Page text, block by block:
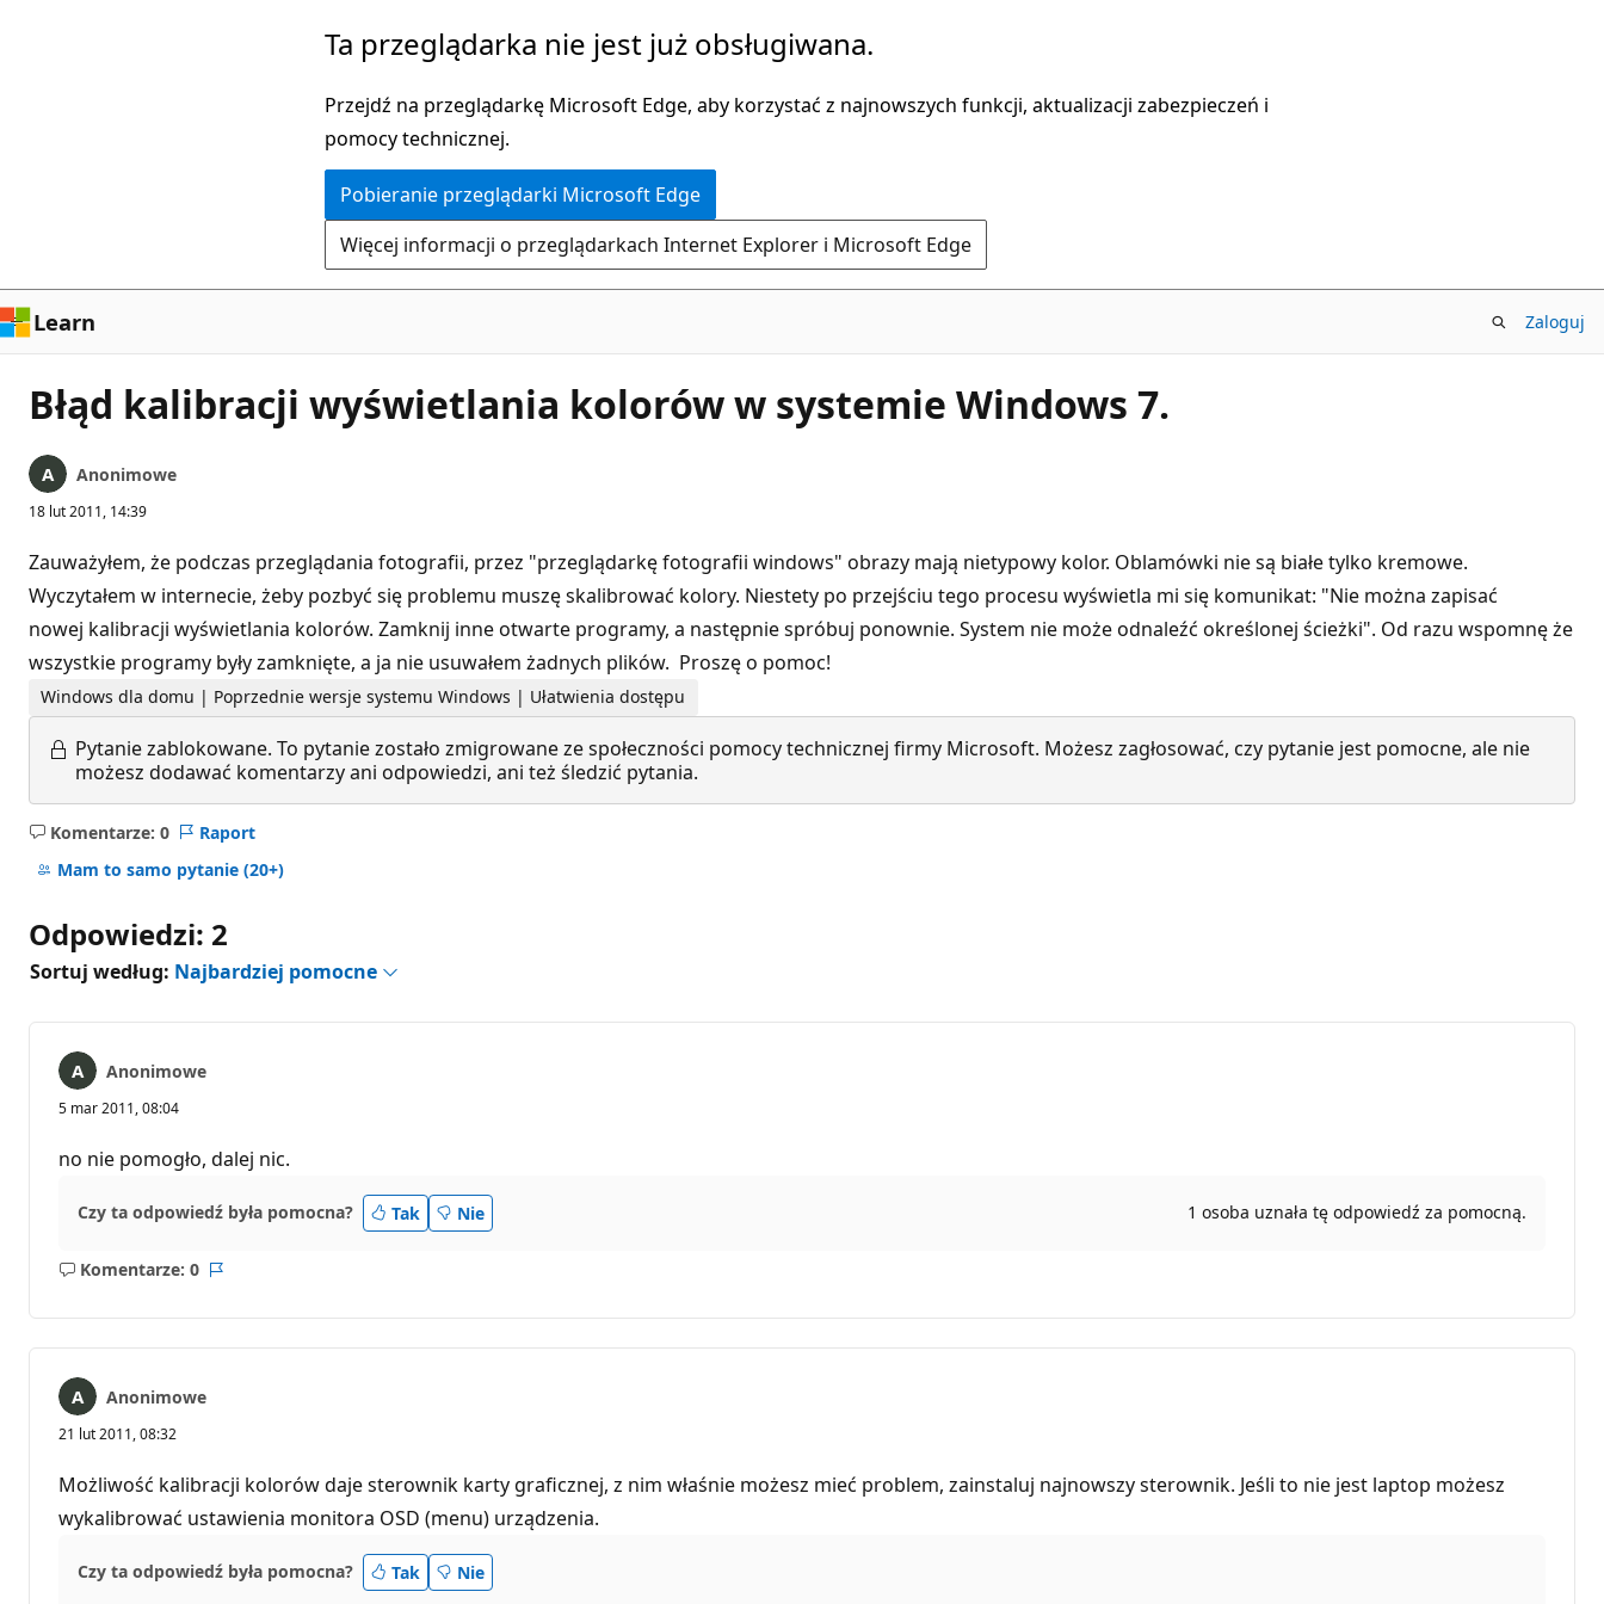
Ta przeglądarka nie jest już obsługiwana.
Przejdź na przeglądarkę Microsoft Edge, aby korzystać z najnowszych funkcji, aktualizacji zabezpieczeń i
pomocy technicznej.
Pobieranie przeglądarki Microsoft Edge
Więcej informacji o przeglądarkach Internet Explorer i Microsoft Edge
Learn Zaloguj
Błąd kalibracji wyświetlania kolorów w systemie Windows 7.
Anonimowe
18 lut 2011, 14:39
Zauważyłem, że podczas przeglądania fotografii, przez "przeglądarkę fotografii windows" obrazy mają nietypowy kolor. Oblamówki nie są białe tylko kremowe.
Wyczytałem w internecie, żeby pozbyć się problemu muszę skalibrować kolory. Niestety po przejściu tego procesu wyświetla mi się komunikat: "Nie można zapisać
nowej kalibracji wyświetlania kolorów. Zamknij inne otwarte programy, a następnie spróbuj ponownie. System nie może odnaleźć określonej ścieżki". Od razu wspomnę że
wszystkie programy były zamknięte, a ja nie usuwałem żadnych plików. Proszę o pomoc!
Windows dla domu | Poprzednie wersje systemu Windows | Ułatwienia dostępu
Pytanie zablokowane. To pytanie zostało zmigrowane ze społeczności pomocy technicznej firmy Microsoft. Możesz zagłosować, czy pytanie jest pomocne, ale nie
możesz dodawać komentarzy ani odpowiedzi, ani też śledzić pytania.
Komentarze: 0
Brak
komentarzy
Raport
Mam to samo pytanie (20+)
Odpowiedzi: 2
Sortuj według: Najbardziej pomocne
Anonimowe
5 mar 2011, 08:04
no nie pomogło, dalej nic.
Czy ta odpowiedź była pomocna? Tak Nie 1 osoba uznała tę odpowiedź za pomocną.
Komentarze: 0
Brak
Anonimowe
21 lut 2011, 08:32
Możliwość kalibracji kolorów daje sterownik karty graficznej, z nim właśnie możesz mieć problem, zainstaluj najnowszy sterownik. Jeśli to nie jest laptop możesz
wykalibrować ustawienia monitora OSD (menu) urządzenia.
Czy ta odpowiedź była pomocna? Tak Nie